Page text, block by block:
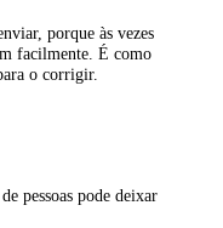
porque às vezes
facilmente. É como
o corrigir.
pessoas pode deixar